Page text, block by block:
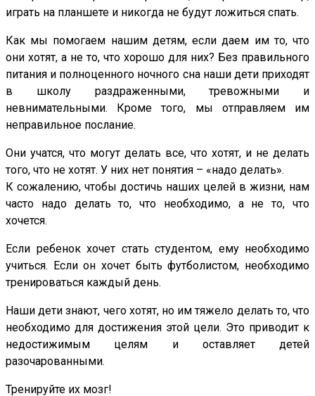
играть на планшете и никогда не будут ложиться спать.
Как мы помогаем нашим детям, если даем им то, что
они хотят, а не то, что хорошо для них? Без правильного
питания и полноценного ночного сна наши дети приходят
в школу раздраженными, тревожными и
невнимательными. Кроме того, мы отправляем им
неправильное послание.
Они учатся, что могут делать все, что хотят, и не делать
того, что не хотят. У них нет понятия – «надо делать».
К сожалению, чтобы достичь наших целей в жизни, нам
часто надо делать то, что необходимо, а не то, что
хочется.
Если ребенок хочет стать студентом, ему необходимо
учиться. Если он хочет быть футболистом, необходимо
тренироваться каждый день.
Наши дети знают, чего хотят, но им тяжело делать то, что
необходимо для достижения этой цели. Это приводит к
недостижимым целям и оставляет детей
разочарованными.
Тренируйте их мозг!